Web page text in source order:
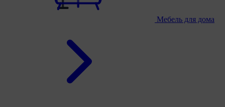
Мебель для дома